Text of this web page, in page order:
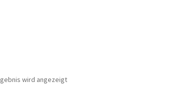
wird angezeigt